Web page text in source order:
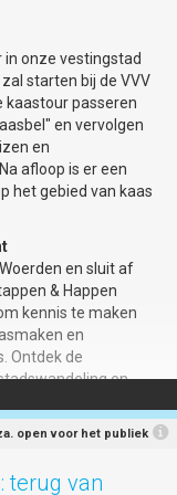
een thema, op 29
De instapwandeling
is er elke
en met augustus
en
Montmartre.
Gouda. Het
17 september
Schatten uit het
40 prachtige
stadsgezichten
de depots van het
uit het museum
Martin &
korte
inwoners hun
maakt vrij.
boulers in haar
Jeu de
van de
Gouda,
gratis,
een kop koffie
vooraf via de
, waar je
om nadere
e-
. Graag
Aanmelden kan
in onze vestingstad
starten bij de VVV
kaastour passeren
en vervolgen
en
afloop is er een
het gebied van kaas
en sluit af
& Happen
kennis te maken
en
Ontdek de
en
de restaurants.
slechts €17,50 en
Kaaspakhuis, een
proef een beetje
van de
open voor het publiek
terug van